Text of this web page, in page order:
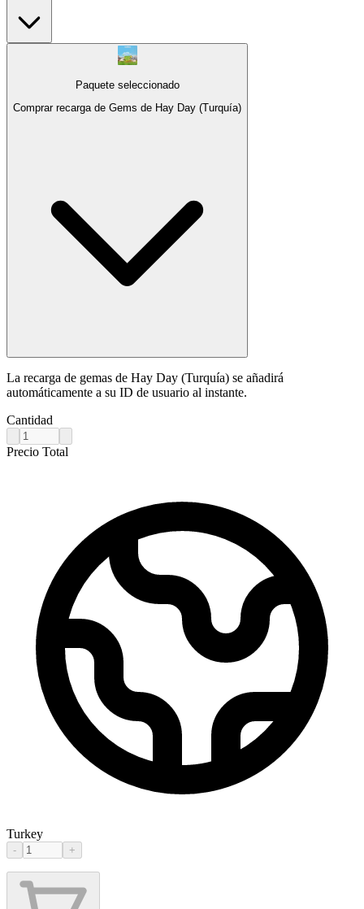
Paquete seleccionado
Comprar recarga de Gems de Hay Day (Turquía)
La recarga de gemas de Hay Day (Turquía) se añadirá
automáticamente a su ID de usuario al instante.
Cantidad
Precio Total
Turkey
- +